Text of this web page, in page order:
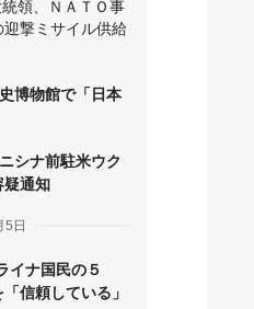
領、ＮＡＴＯ事
撃ミサイル供給
博物館で「日本
シナ前駐米ウク
疑通知
5日
イナ国民の５
信頼している」